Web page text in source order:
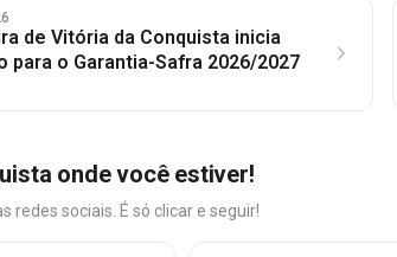
de Vitória da Conquista inicia
para o Garantia-Safra 2026/2027
onde você estiver!
redes sociais. É só clicar e seguir!